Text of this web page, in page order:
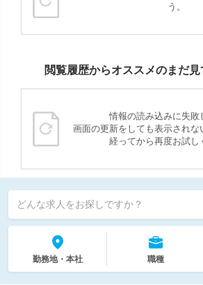
う。
閲覧履歴からオススメのまだ見
情報の読み込みに失敗
画面の更新をしても表示されな
経ってから再度お試し
どんな求人をお探しですか？
勤務地・本社 職種